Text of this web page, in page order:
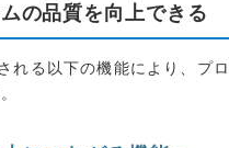
の品質を向上できる
れる以下の機能により、プ